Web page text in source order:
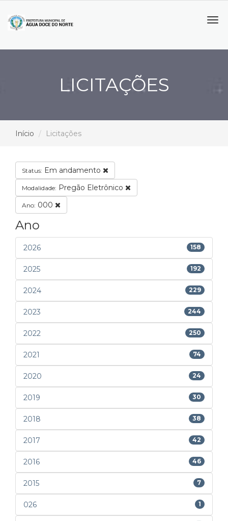
LICITAÇÕES
Início Licitações
Status: Em andamento
Modalidade: Pregão Eletrônico
Ano: 000
Ano
2026 158
2025 192
2024 229
2023 244
2022 250
2021 74
2020 24
2019 30
2018 38
2017 42
2016 46
2015 7
026 1